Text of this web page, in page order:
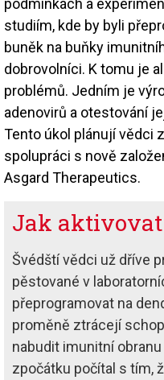
podmínkách a
studiím, kde by byli
buněk na buňky
dobrovolníci. K tomu je
problémů. Jedním je
adenovirů a otestování
Tento úkol plánují vědci
spolupráci s nově
Asgard Therapeutics.
Jak
Švédští vědci už dříve
pěstované v
přeprogramovat na
proměně ztrácejí
nabudit imunitní
zpočátku počítal s tím,